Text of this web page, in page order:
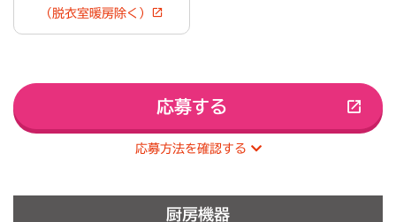
（脱衣室暖房除く）
応募する
応募方法を確認する
厨房機器